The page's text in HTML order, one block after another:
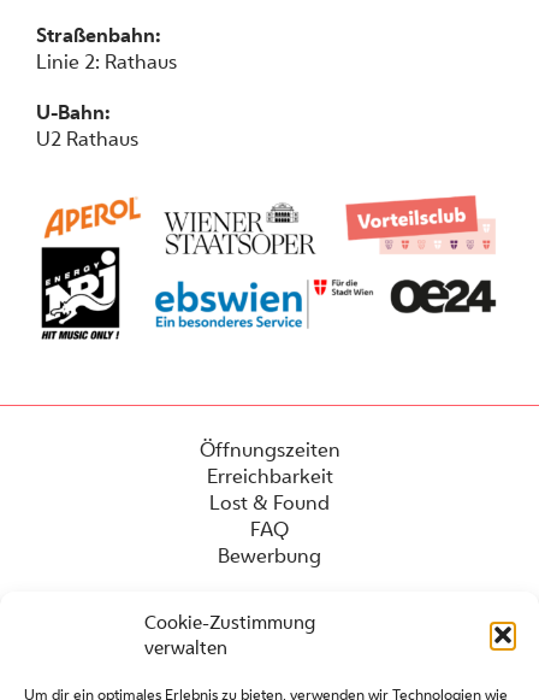
Cookie-Zustimmung
verwalten
Um dir ein optimales Erlebnis zu bieten, verwenden wir Technologien wie
Straßenbahn:
Linie 2: Rathaus
U-Bahn:
U2 Rathaus
Öffnungszeiten
Erreichbarkeit
Lost & Found
FAQ
Bewerbung